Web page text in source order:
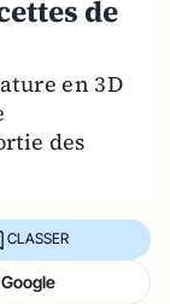
de
en 3D
des
CLASSER